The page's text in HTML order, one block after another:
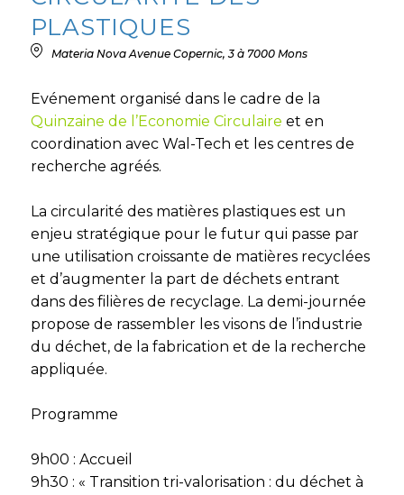
PLASTIQUES
Materia Nova Avenue Copernic, 3 à 7000 Mons
Evénement organisé dans le cadre de la
Quinzaine de l’Economie Circulaire et en
coordination avec Wal-Tech et les centres de
recherche agréés.
La circularité des matières plastiques est un
enjeu stratégique pour le futur qui passe par
une utilisation croissante de matières recyclées
et d’augmenter la part de déchets entrant
dans des filières de recyclage. La demi-journée
propose de rassembler les visons de l’industrie
du déchet, de la fabrication et de la recherche
appliquée.
Programme
9h00 : Accueil
9h30 : « Transition tri-valorisation : du déchet à